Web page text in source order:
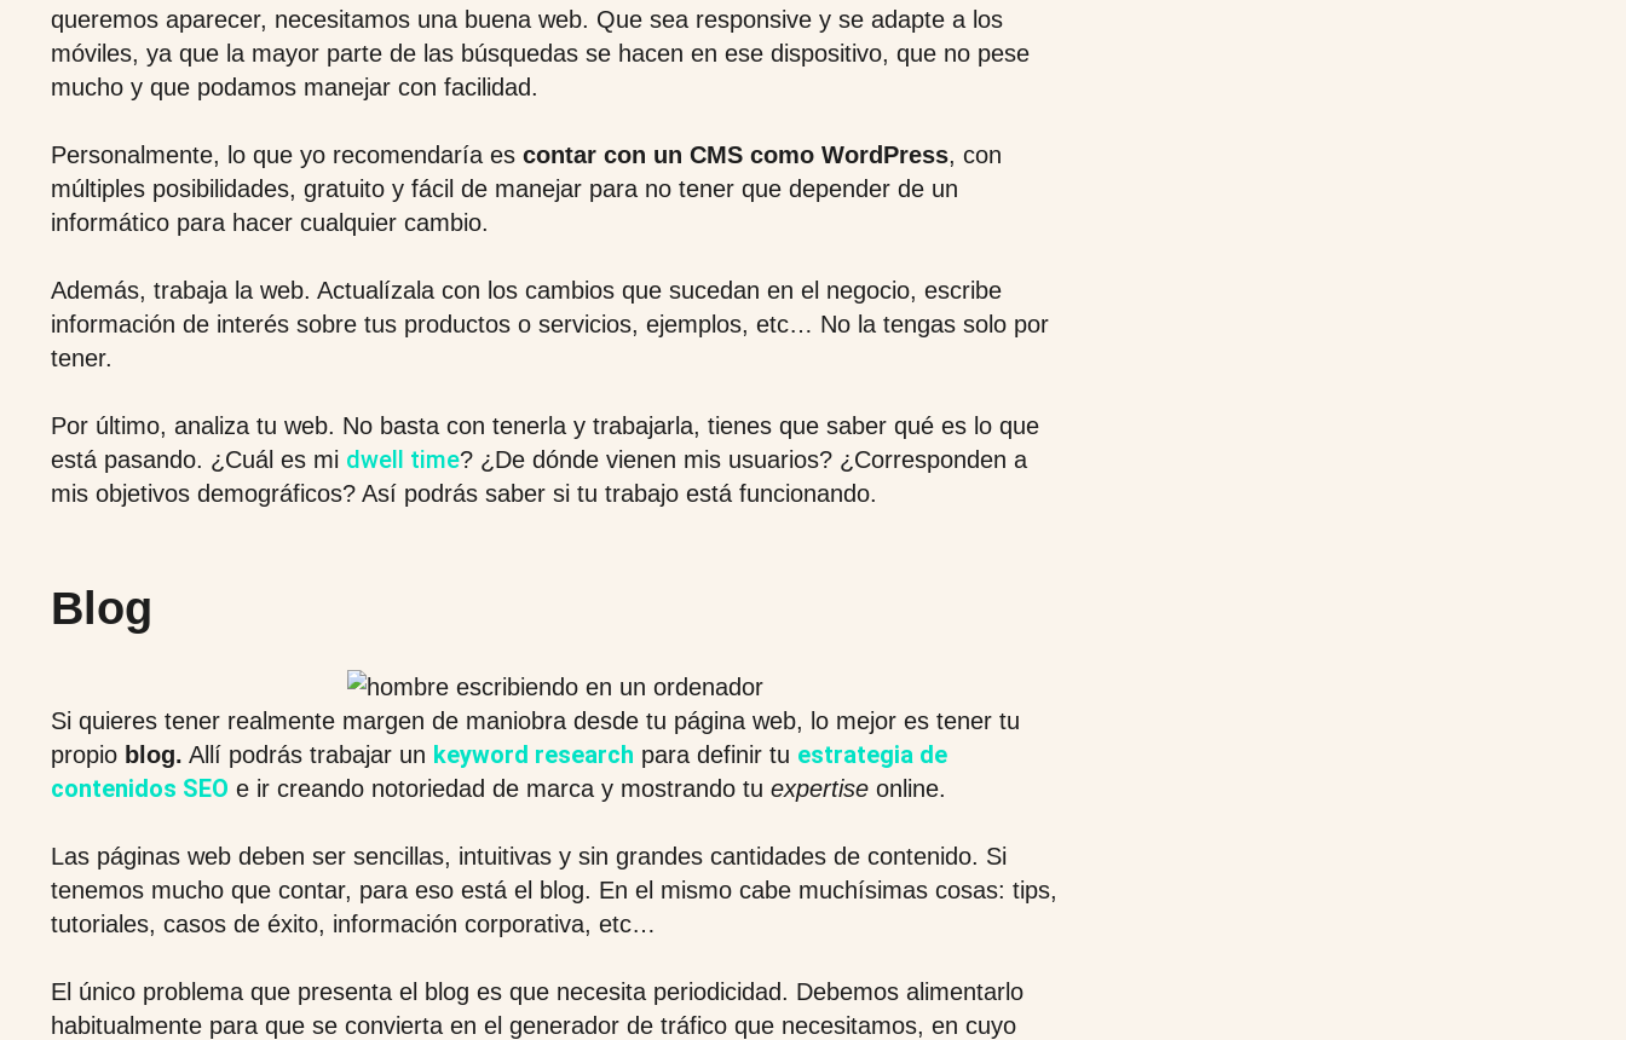
queremos aparecer, necesitamos una buena web. Que sea responsive y se adapte a los
móviles, ya que la mayor parte de las búsquedas se hacen en ese dispositivo, que no pese
mucho y que podamos manejar con facilidad.
Personalmente, lo que yo recomendaría es contar con un CMS como WordPress, con
múltiples posibilidades, gratuito y fácil de manejar para no tener que depender de un
informático para hacer cualquier cambio.
Además, trabaja la web. Actualízala con los cambios que sucedan en el negocio, escribe
información de interés sobre tus productos o servicios, ejemplos, etc… No la tengas solo por
tener.
Por último, analiza tu web. No basta con tenerla y trabajarla, tienes que saber qué es lo que
está pasando. ¿Cuál es mi dwell time? ¿De dónde vienen mis usuarios? ¿Corresponden a
mis objetivos demográficos? Así podrás saber si tu trabajo está funcionando.
Blog
Si quieres tener realmente margen de maniobra desde tu página web, lo mejor es tener tu
propio blog. Allí podrás trabajar un keyword research para definir tu estrategia de
contenidos SEO e ir creando notoriedad de marca y mostrando tu expertise online.
Las páginas web deben ser sencillas, intuitivas y sin grandes cantidades de contenido. Si
tenemos mucho que contar, para eso está el blog. En el mismo cabe muchísimas cosas: tips,
tutoriales, casos de éxito, información corporativa, etc…
El único problema que presenta el blog es que necesita periodicidad. Debemos alimentarlo
habitualmente para que se convierta en el generador de tráfico que necesitamos, en cuyo